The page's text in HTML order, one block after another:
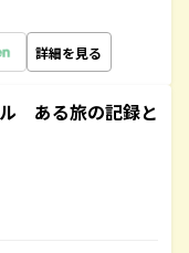
詳細を見る
ある旅の記録と